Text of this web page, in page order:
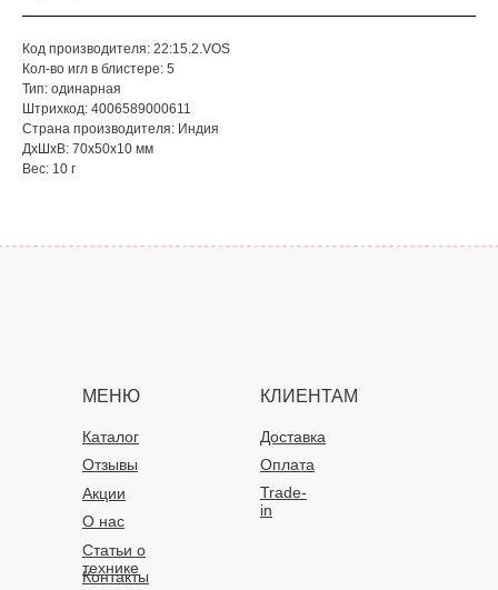
Код производителя: 22:15.2.VOS
Кол-во игл в блистере: 5
Тип: одинарная
Штрихкод: 4006589000611
Страна производителя: Индия
ДxШxВ: 70x50x10 мм
Вес: 10 г
МЕНЮ КЛИЕНТАМ
Каталог
О нас
Доставка
Статьи о
технике
Оплата
Отзывы
Акции
Контакты
Trade-
in